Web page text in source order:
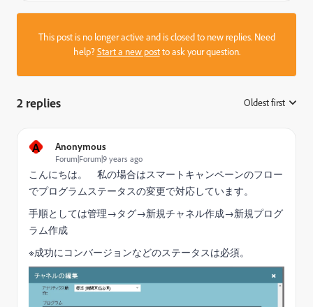
This post is no longer active and is closed to new replies. Need
help?Start a new postto ask your question.
2 replies Oldest first
A Anonymous
Forum|Forum|9 years ago
こんにちは。 私の場合はスマートキャンペーンのフロー
でプログラムステータスの変更で対応しています。
手順としては管理→タグ→新規チャネル作成→新規プログ
ラム作成
※成功にコンバージョンなどのステータスは必須。